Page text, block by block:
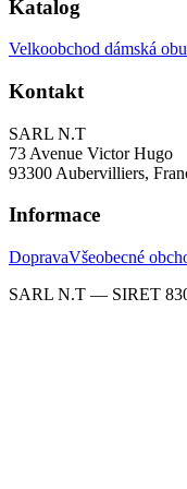
Katalog
Velkoobchod dámská
Kontakt
SARL N.T
73 Avenue Victor Hugo
93300 Aubervilliers,
Informace
DopravaVšeobecné
SARL N.T — SIRET